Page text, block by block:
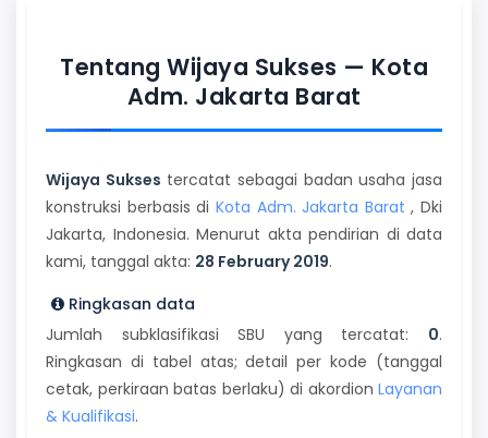
Tentang Wijaya Sukses — Kota
Adm. Jakarta Barat
Wijaya Sukses tercatat sebagai badan usaha jasa
konstruksi berbasis di Kota Adm. Jakarta Barat , Dki
Jakarta, Indonesia. Menurut akta pendirian di data
kami, tanggal akta: 28 February 2019.
Ringkasan data
Jumlah subklasifikasi SBU yang tercatat: 0.
Ringkasan di tabel atas; detail per kode (tanggal
cetak, perkiraan batas berlaku) di akordion Layanan
& Kualifikasi.